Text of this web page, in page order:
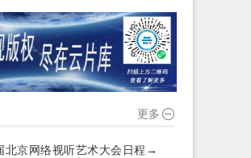
更多
北京网络视听艺术大会日程→